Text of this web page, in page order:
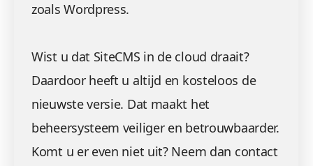
zoals Wordpress.
Wist u dat SiteCMS in de cloud draait?
Daardoor heeft u altijd en kosteloos de
nieuwste versie. Dat maakt het
beheersysteem veiliger en betrouwbaarder.
Komt u er even niet uit? Neem dan contact